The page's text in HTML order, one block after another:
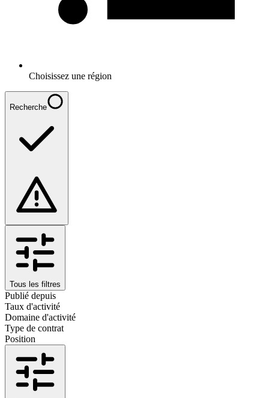
Choisissez une région
Recherche
Tous les filtres
Publié depuis
Taux d'activité
Domaine d'activité
Type de contrat
Position